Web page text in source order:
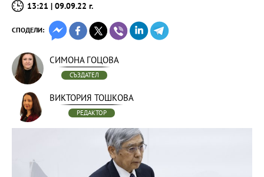
13:21 | 09.09.22 г.
СПОДЕЛИ:
СИМОНА ГОЦОВА
СЪЗДАТЕЛ
ВИКТОРИЯ ТОШКОВА
РЕДАКТОР